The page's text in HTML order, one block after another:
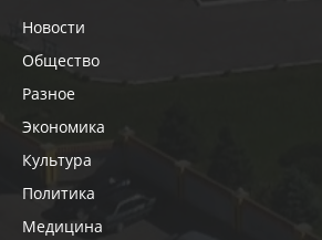
Новости
Общество
Разное
Экономика
Культура
Политика
Медицина